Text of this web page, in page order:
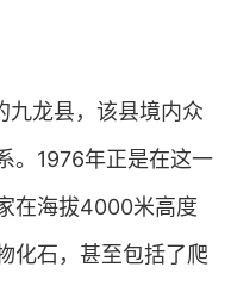
九龙县，该县境内众
。1976年正是在这一
在海拔4000米高度
化石，甚至包括了爬